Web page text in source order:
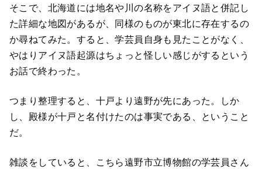
そこで、北海道には地名や川の名称をアイヌ語と併記し
た詳細な地図があるが、同様のものが東北に存在するの
か尋ねてみた。すると、学芸員自身も見たことがなく、
やはりアイヌ語起源はちょっと怪しい感じがするという
お話で終わった。
つまり整理すると、十戸より遠野が先にあった。しか
し、殿様が十戸と名付けたのは事実である、ということ
だ。
雑談をしていると、こちら遠野市立博物館の学芸員さん